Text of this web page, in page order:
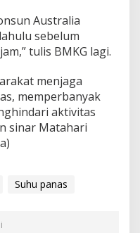
Australia
sebelum
tulis BMKG lagi.
menjaga
memperbanyak
aktivitas
sinar Matahari
Suhu panas